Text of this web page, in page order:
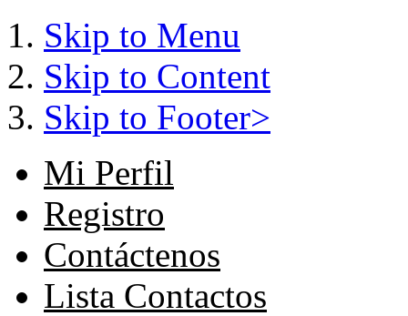
Skip to Menu
Skip to Content
Skip to Footer>
Mi Perfil
Registro
Contáctenos
Lista Contactos